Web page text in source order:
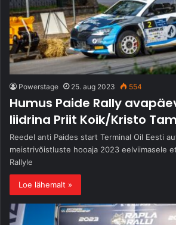
Powerstage 25. aug 2023 554
Humus Paide Rally
liidrina Priit Koik/Kristo
Reedel anti Paides start Terminal Oil Eesti
meistrivõistluste hooaja 2023 eelviimasele
Rallyle
Loe lähemalt »